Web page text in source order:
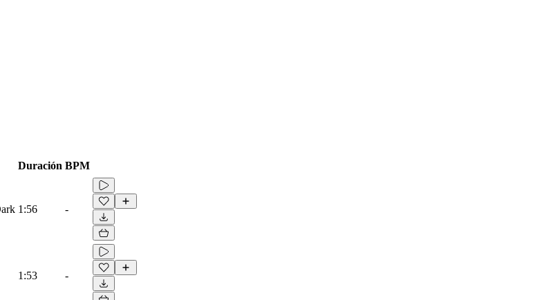
Duración BPM
1:56 -
1:53 -